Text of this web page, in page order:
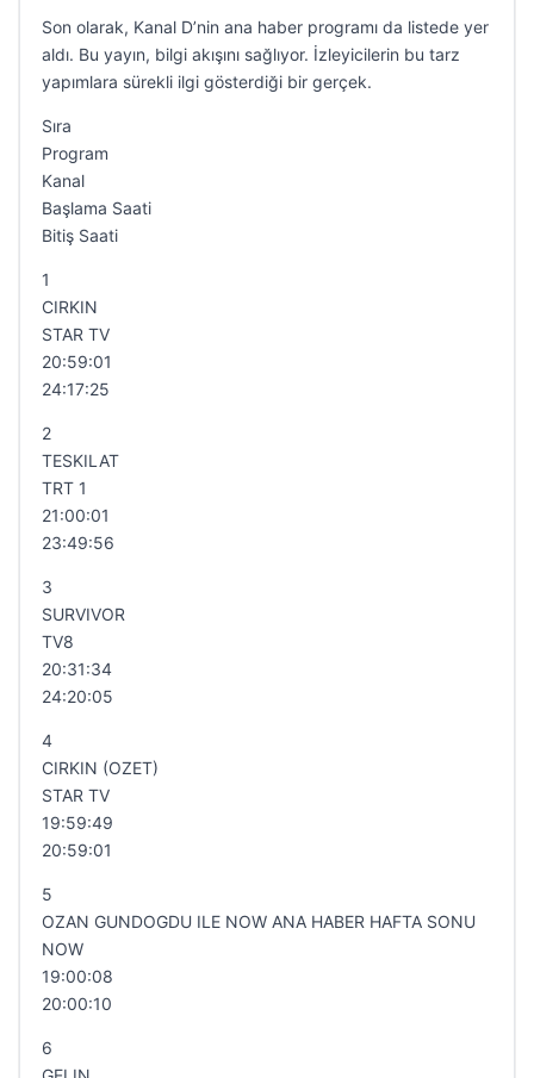
Son olarak, Kanal D’nin ana haber programı da listede yer
aldı. Bu yayın, bilgi akışını sağlıyor. İzleyicilerin bu tarz
yapımlara sürekli ilgi gösterdiği bir gerçek.
Sıra
Program
Kanal
Başlama Saati
Bitiş Saati
1
CIRKIN
STAR TV
20:59:01
24:17:25
2
TESKILAT
TRT 1
21:00:01
23:49:56
3
SURVIVOR
TV8
20:31:34
24:20:05
4
CIRKIN (OZET)
STAR TV
19:59:49
20:59:01
5
OZAN GUNDOGDU ILE NOW ANA HABER HAFTA SONU
NOW
19:00:08
20:00:10
6